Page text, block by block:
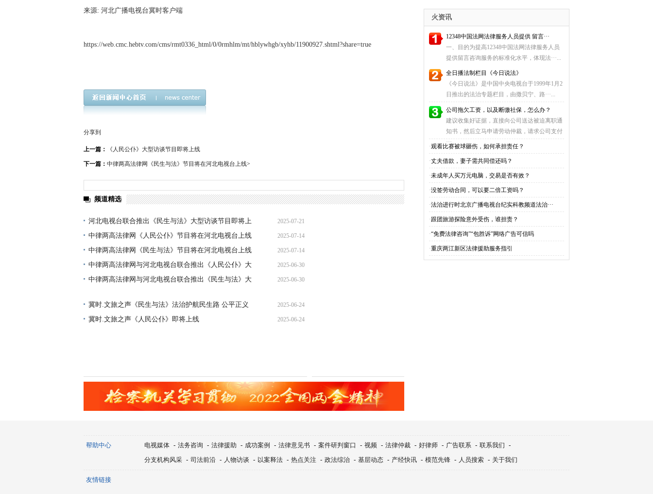
来源: 河北广播电视台冀时客户端
https://web.cmc.hebtv.com/cms/rmt0336_html/0/0rmhlm/mt/hblywhgb/xyhb/11900927.shtml?share=true
分享到
上一篇： 《人民公仆》大型访谈节目即将上线
下一篇： 中律两高法律网《民生与法》节目将在河北电视台上线>
频道精选
河北电视台联合推出《民生与法》大型访谈节目即将上
线
2025-07-21
中律两高法律网《人民公仆》节目将在河北电视台上线 2025-07-14
中律两高法律网《民生与法》节目将在河北电视台上线 2025-07-14
中律两高法律网与河北电视台联合推出《人民公仆》大
型访谈节目即将上线
2025-06-30
中律两高法律网与河北电视台联合推出《民生与法》大
2025-06-30
冀时.文旅之声《民生与法》法治护航民生路 公平正义
暖民心
2025-06-24
冀时.文旅之声《人民公仆》即将上线 2025-06-24
播法律知识
火资讯
12348中国法网法律服务人员提供 留言···
一、目的为提高12348中国法网法律服务人员
提供留言咨询服务的标准化水平，体现法···...
全日播法制栏目《今日说法》
《今日说法》是中国中央电视台于1999年1月2
日推出的法治专题栏目，由撒贝宁、路···...
公司拖欠工资，以及断缴社保，怎么办？
建议收集好证据，直接向公司送达被迫离职通
知书，然后立马申请劳动仲裁，请求公司支付
···...
·观看比赛被球砸伤，如何承担责任？
·丈夫借款，妻子需共同偿还吗？
·未成年人买万元电脑，交易是否有效？
·没签劳动合同，可以要二倍工资吗？
·法治进行时北京广播电视台纪实科教频道法治···
·跟团旅游探险意外受伤，谁担责？
·“免费法律咨询”“包胜诉”网络广告可信吗
·重庆两江新区法律援助服务指引
帮助中心 电视媒体 - 法务咨询 - 法律援助 - 成功案例 - 法律意见书 - 案件研判窗口 - 视频 - 法律仲裁 - 好律师 - 广告联系 - 联系我们 -
分支机构风采 - 司法前沿 - 人物访谈 - 以案释法 - 热点关注 - 政法综治 - 基层动态 - 产经快讯 - 模范先锋 - 人员搜索 - 关于我们
友情链接